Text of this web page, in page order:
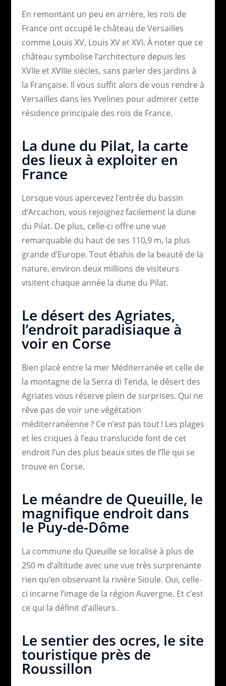
En remontant un peu en arrière, les rois de
France ont occupé le château de Versailles
comme Louis XV, Louis XV et XVI. À noter que ce
château symbolise l’architecture depuis les
XVIIe et XVIIIe siècles, sans parler des jardins à
la Française. Il vous suffit alors de vous rendre à
Versailles dans les Yvelines pour admirer cette
résidence principale des rois de France.
La dune du Pilat, la carte
des lieux à exploiter en
France
Lorsque vous apercevez l’entrée du bassin
d’Arcachon, vous rejoignez facilement la dune
du Pilat. De plus, celle-ci offre une vue
remarquable du haut de ses 110,9 m, la plus
grande d’Europe. Tout ébahis de la beauté de la
nature, environ deux millions de visiteurs
visitent chaque année la dune du Pilat.
Le désert des Agriates,
l’endroit paradisiaque à
voir en Corse
Bien placé entre la mer Méditerranée et celle de
la montagne de la Serra di Tenda, le désert des
Agriates vous réserve plein de surprises. Qui ne
rêve pas de voir une végétation
méditerranéenne ? Ce n’est pas tout ! Les plages
et les criques à l’eau translucide font de cet
endroit l’un des plus beaux sites de l’île qui se
trouve en Corse.
Le méandre de Queuille, le
magnifique endroit dans
le Puy-de-Dôme
La commune du Queuille se localise à plus de
250 m d’altitude avec une vue très surprenante
rien qu’en observant la rivière Sioule. Oui, celle-
ci incarne l’image de la région Auvergne. Et c’est
ce qui la définit d’ailleurs.
Le sentier des ocres, le site
touristique près de
Roussillon